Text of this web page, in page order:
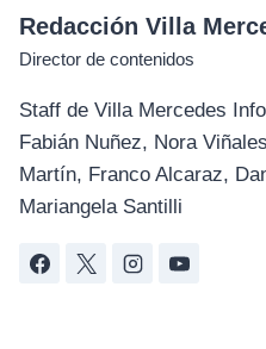
Redacción Villa
Director de contenidos
Staff de Villa Mercedes
Fabián Nuñez, Nora
Martín, Franco Alcaraz,
Mariangela Santilli